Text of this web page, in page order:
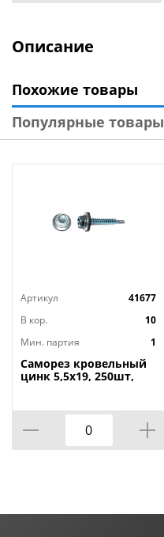
Описание
Похожие товары
Популярные товары
Артикул
41677
В кор.
10
Мин. партия
1
Саморез кровельный
цинк 5,5х19, 250шт,